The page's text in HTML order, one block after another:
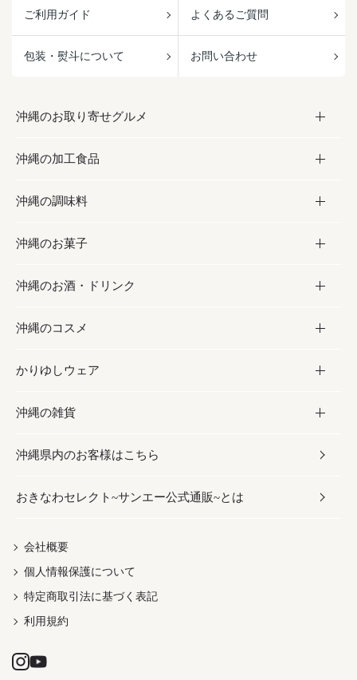
ご利用ガイド よくあるご質問
包装・熨斗について お問い合わせ
沖縄のお取り寄せグルメ
お取り寄せグルメ
フルーツ・野菜
お肉
海産物
沖縄の加工食品
加工食品
缶詰／パウチ
沖縄料理
沖縄そば／乾麺
レトルト食品
乾物／粉類
沖縄の調味料
調味料
砂糖／黒砂糖
塩
お酢／ドレッシング
しょうゆ
みそ
だし／スパイス／島唐辛子
沖縄のお菓子
お菓子
黒糖
ちんすこう
伝統菓子
スナック
おつまみ
紅芋
沖縄のお酒・ドリンク
お酒・ドリンク
泡盛
ビール・チューハイ
ワイン・ウィスキー・カクテル
ドリンク
茶葉
沖縄のコスメ
コスメ
スキンケア
ボディケア
ヘアケア
UVケア
かりゆしウェア
かりゆしウェア
メンズ
レディース
沖縄の雑貨
雑貨
沖縄ファッション
伝統工芸品
沖縄県内のお客様はこちら
おきなわセレクト~サンエー公式通販~とは
会社概要
個人情報保護について
特定商取引法に基づく表記
利用規約